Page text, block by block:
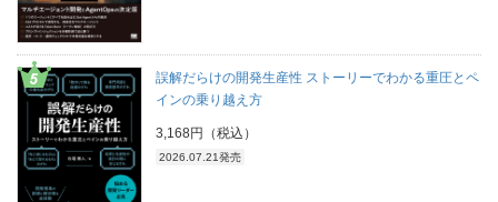
誤解だらけの開発生産性 ストーリーでわかる重圧とペ
インの乗り越え方
3,168円（税込）
2026.07.21発売